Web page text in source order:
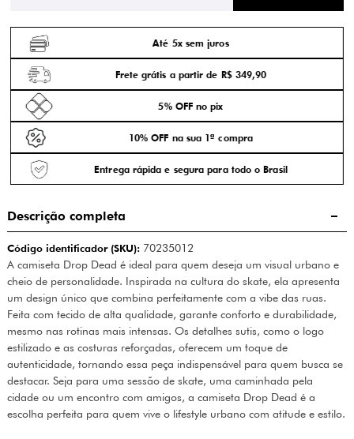
Até 5x sem juros
Frete grátis a partir de R$ 349,90
5% OFF no pix
10% OFF na sua 1ª compra
Entrega rápida e segura para todo o Brasil
Descrição completa
Código identificador (SKU):70235012
A camiseta Drop Dead é ideal para quem deseja um visual urbano e
cheio de personalidade. Inspirada na cultura do skate, ela apresenta
um design único que combina perfeitamente com a vibe das ruas.
Feita com tecido de alta qualidade, garante conforto e durabilidade,
mesmo nas rotinas mais intensas. Os detalhes sutis, como o logo
estilizado e as costuras reforçadas, oferecem um toque de
autenticidade, tornando essa peça indispensável para quem busca se
destacar. Seja para uma sessão de skate, uma caminhada pela
cidade ou um encontro com amigos, a camiseta Drop Dead é a
escolha perfeita para quem vive o lifestyle urbano com atitude e estilo.